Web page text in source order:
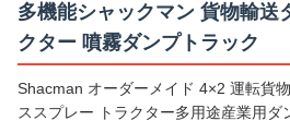
多機能シャックマン 貨物輸送
クター 噴霧ダンプトラック
Shacman オーダーメイド 4×2 運転貨
ススプレー トラクター多用途産業用ダ